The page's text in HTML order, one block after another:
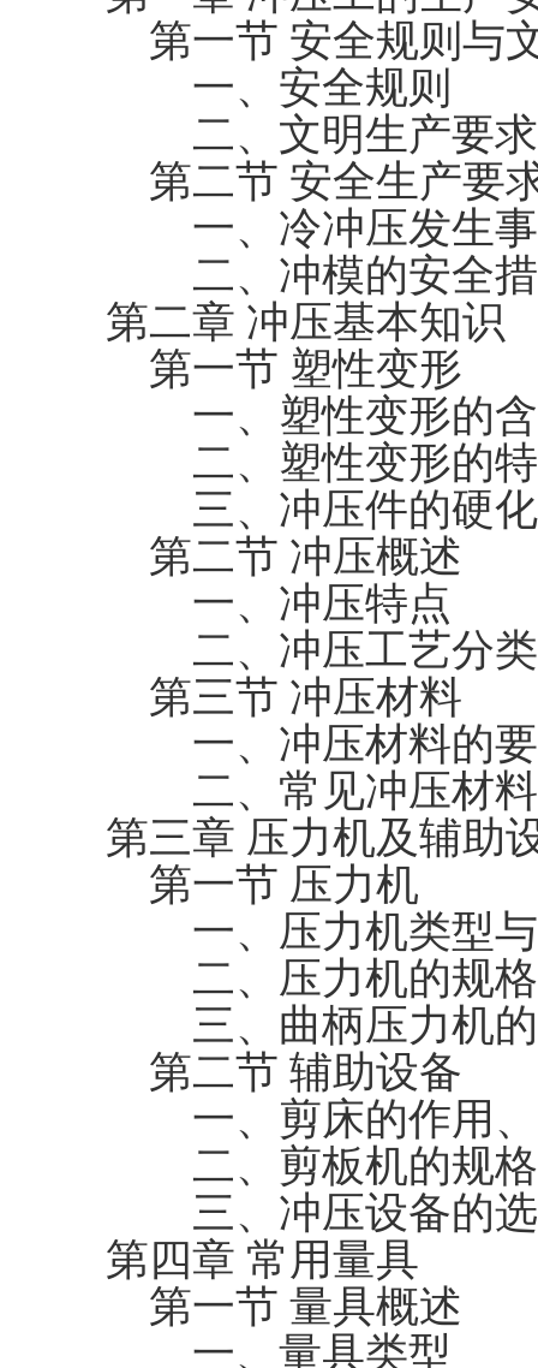
第一节 安全规则与
一、安全规则
二、文明生产要求
第二节 安全生产要
一、冷冲压发生事
二、冲模的安全
第二章 冲压基本知识
第一节 塑性变形
一、塑性变形的含
二、塑性变形的
三、冲压件的硬化
第二节 冲压概述
一、冲压特点
二、冲压工艺分类
第三节 冲压材料
一、冲压材料的
二、常见冲压材料
第三章 压力机及辅助
第一节 压力机
一、压力机类型与
二、压力机的规格
三、曲柄压力机的
第二节 辅助设备
一、剪床的作用、
二、剪板机的规格
三、冲压设备的
第四章 常用量具
第一节 量具概述
一、量具类型